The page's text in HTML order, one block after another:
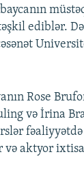
ediblər.
Rose
və İrina
aktyor